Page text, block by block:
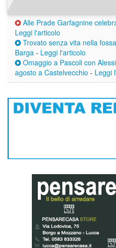
Alle Prade Garfagnine
Leggi l'articolo
Trovato senza vita nella
Barga - Leggi l'articolo
Omaggio a Pascoli con
agosto a Castelvecchio - Leggi